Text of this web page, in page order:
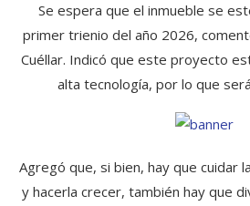
Se espera que el inmueble se
primer trienio del año 2026,
Cuéllar. Indicó que este proyecto
alta tecnología, por lo que
Agregó que, si bien, hay que cuidar
y hacerla crecer, también hay que